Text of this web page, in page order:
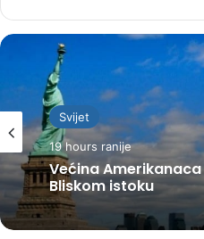
Svijet
19 hours ranije
Većina
Bliskom istoku